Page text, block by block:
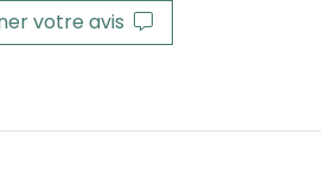
votre avis